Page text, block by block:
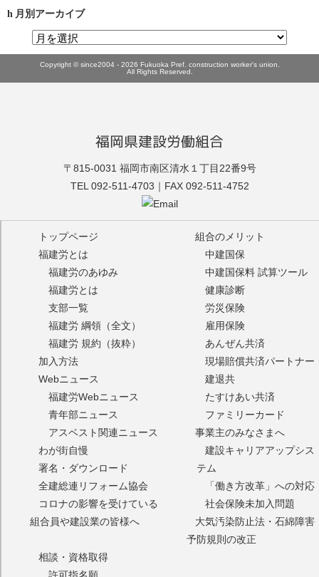
月別アーカイブ
Copyright © since2004 - 2026 Fukuoka Pref. construction worker's union.
All Rights Reserved.
福建労
福岡県建設労働組合
〒815-0031 福岡市南区清水１丁目22番9号
TEL 092-511-4703｜FAX 092-511-4752
トップページ
福建労とは
福建労のあゆみ
福建労とは
支部一覧
福建労 綱領（全文）
福建労 規約（抜粋）
加入方法
Webニュース
福建労Webニュース
青年部ニュース
アスベスト関連ニュース
わが街自慢
署名・ダウンロード
全建総連リフォーム協会
コロナの影響を受けている
組合員や建設業の皆様へ
組合のメリット
中建国保
中建国保料 試算ツール
健康診断
労災保険
雇用保険
あんぜん共済
現場賠償共済パートナー
建退共
たすけあい共済
ファミリーカード
事業主のみなさまへ
建設キャリアアップシス
テム
「働き方改革」への対応
社会保険未加入問題
大気汚染防止法・石綿障害
予防規則の改正
相談・資格取得
許可指名願